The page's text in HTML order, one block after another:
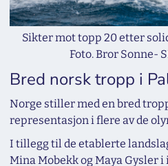
Sikter mot topp 20 etter
Foto. Bror Sonne-
Bred norsk tropp i
Norge stiller med en bred
representasjon i flere av de
I tillegg til de etablerte
Mina Mobekk og Maya Gysler i